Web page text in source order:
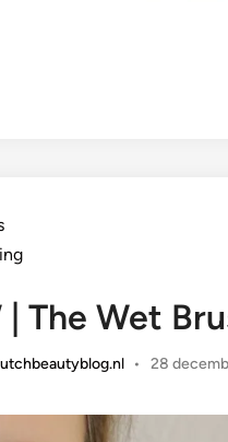
| The Wet
• 28